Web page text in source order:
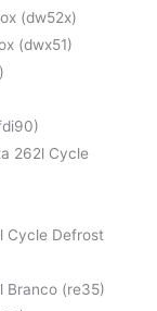
(dw52x)
(dwx51)
262l Cycle
Cycle Defrost
Branco (re35)